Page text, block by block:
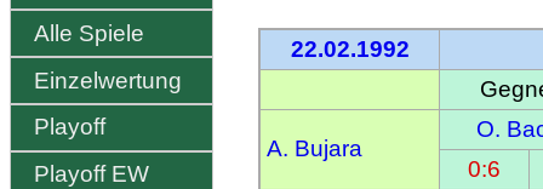
Alle Spiele
Einzelwertung
Playoff
Playoff EW
22.02.1992
A. Bujara
O.
0:6